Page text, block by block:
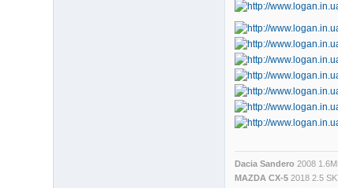
Dacia Sandero 2008
MAZDA CX-5 2018 2.5